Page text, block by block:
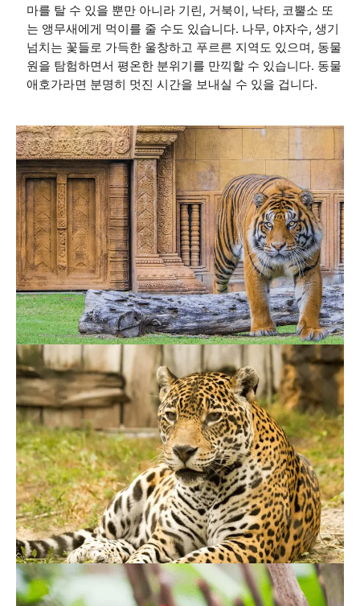
마를 탈 수 있을 뿐만 아니라 기린, 거북이, 낙타, 코뿔소 또
는 앵무새에게 먹이를 줄 수도 있습니다. 나무, 야자수, 생기
넘치는 꽃들로 가득한 울창하고 푸르른 지역도 있으며, 동물
원을 탐험하면서 평온한 분위기를 만끽할 수 있습니다. 동물
애호가라면 분명히 멋진 시간을 보내실 수 있을 겁니다.